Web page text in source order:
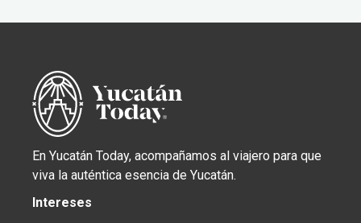
En Yucatán Today, acompañamos al viajero para que
viva la auténtica esencia de Yucatán.
Intereses